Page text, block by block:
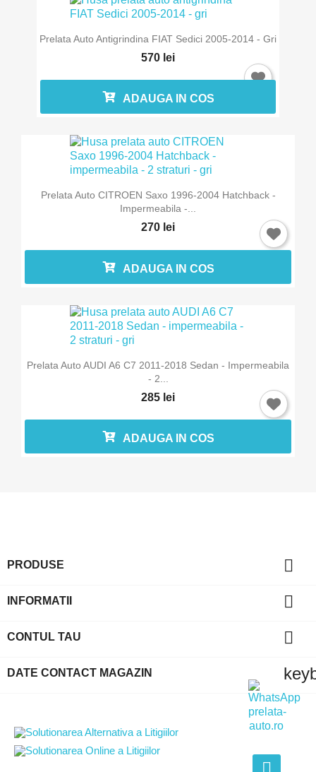
Prelata Auto Antigrindina FIAT Sedici 2005-2014 - Gri
570 lei
ADAUGA IN COS
Prelata Auto CITROEN Saxo 1996-2004 Hatchback -
Impermeabila -...
270 lei
ADAUGA IN COS
Prelata Auto AUDI A6 C7 2011-2018 Sedan - Impermeabila
- 2...
285 lei
ADAUGA IN COS
PRODUSE 
INFORMATII 
CONTUL TAU 
DATE CONTACT MAGAZIN